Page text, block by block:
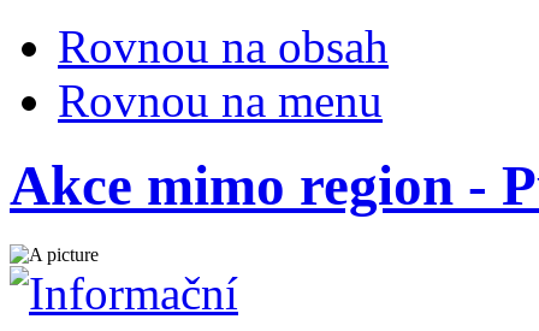
Rovnou na obsah
Rovnou na menu
Akce mimo region -